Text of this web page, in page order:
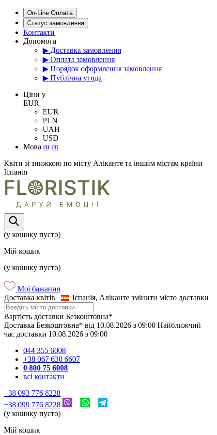
On-Line Оплата
Статус замовлення
Контакти
Допомога
▶ Доставка замовлення
▶ Оплата замовлення
▶ Порядок оформлення замовлення
▶ Публічна угода
Цiни у
EUR
EUR
PLN
UAH
USD
Мова ru en
Квіти зі знижкою по місту Аліканте та іншим містам країни
Іспанія
(у кошику пусто)
Мій кошик
(у кошику пусто)
Мої бажання
Доставка квітів
Іспанія, Аліканте змінити місто доставки
Вартість доставки Безкоштовна*
Доставка Безкоштовна* від 10.08.2026 з 09:00 Найближчий
час доставки 10.08.2026 з 09:00
044 355 6008
+38 067 630 6607
0 800 75 6008
всі контакти
+38 093 776 8228
+38 099 776 8228
(у кошику пусто)
Мій кошик